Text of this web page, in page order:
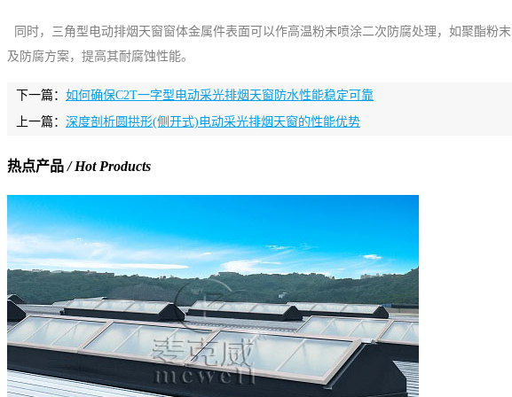
同时，三角型电动排烟天窗窗体金属件表面可以作高温粉末喷涂二次防腐处理，如聚酯粉
及防腐方案，提高其耐腐蚀性能。
下一篇： 如何确保C2T一字型电动采光排烟天窗防水性能稳定可靠
上一篇： 深度剖析圆拱形(侧开式)电动采光排烟天窗的性能优势
热点产品/ Hot Products